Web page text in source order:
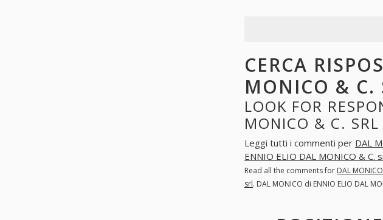
CERCA
MONICO & C.
LOOK FOR
MONICO & C.
Leggi tutti i commenti per DAL
ENNIO ELIO DAL MONICO & C.
Read all the comments for DAL
srl. DAL MONICO di ENNIO ELIO DAL